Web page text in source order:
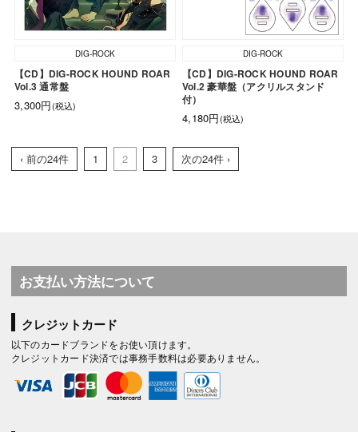
DIG-ROCK
【CD】DIG-ROCK HOUND ROAR
Vol.3 通常盤
3,300円(税込)
DIG-ROCK
【CD】DIG-ROCK HOUND ROAR
Vol.2 豪華盤（アクリルスタンド
付）
4,180円(税込)
‹ 前の24件 1 2 3 次の24件 ›
お支払い方法について
クレジットカード
以下のカードブランドをお使い頂けます。
クレジットカード決済では事務手数料は必要ありません。